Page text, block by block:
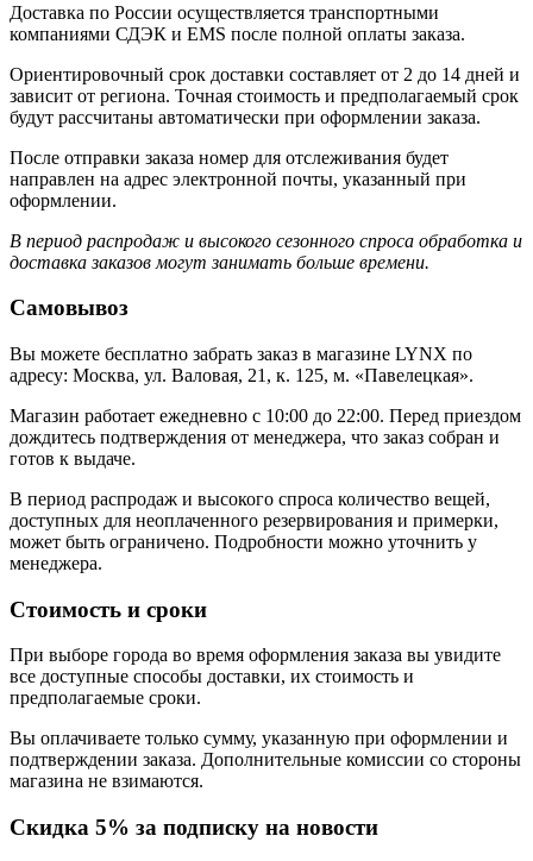
Доставка по России осуществляется транспортными
компаниями СДЭК и EMS после полной оплаты заказа.
Ориентировочный срок доставки составляет от 2 до 14 дней и
зависит от региона. Точная стоимость и предполагаемый срок
будут рассчитаны автоматически при оформлении заказа.
После отправки заказа номер для отслеживания будет
направлен на адрес электронной почты, указанный при
оформлении.
В период распродаж и высокого сезонного спроса обработка и
доставка заказов могут занимать больше времени.
Самовывоз
Вы можете бесплатно забрать заказ в магазине LYNX по
адресу: Москва, ул. Валовая, 21, к. 125, м. «Павелецкая».
Магазин работает ежедневно с 10:00 до 22:00. Перед приездом
дождитесь подтверждения от менеджера, что заказ собран и
готов к выдаче.
В период распродаж и высокого спроса количество вещей,
доступных для неоплаченного резервирования и примерки,
может быть ограничено. Подробности можно уточнить у
менеджера.
Стоимость и сроки
При выборе города во время оформления заказа вы увидите
все доступные способы доставки, их стоимость и
предполагаемые сроки.
Вы оплачиваете только сумму, указанную при оформлении и
подтверждении заказа. Дополнительные комиссии со стороны
магазина не взимаются.
Скидка 5% за подписку на новости